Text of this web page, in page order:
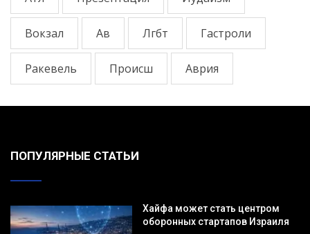
Вокзал Ав Лгбт Гастроли
Ракевель Происш Аврия
ПОПУЛЯРНЫЕ СТАТЬИ
Хайфа может стать центром
оборонных стартапов Израиля